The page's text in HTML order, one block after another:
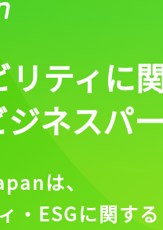
リティに
ジネスパ
は、
・ESGに関する